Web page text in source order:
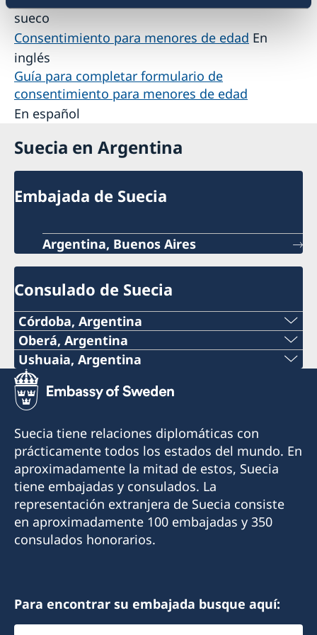
sueco
Consentimiento para menores de edad En
inglés
Guía para completar formulario de
consentimiento para menores de edad
En español
Suecia en Argentina
Embajada de Suecia
Argentina, Buenos Aires
Consulado de Suecia
Córdoba, Argentina
Por el momento no es posible recibir atención
consular en el Consulado.
Contacte a la Embajada por correo electrónico
ambassaden.buenos-aires@gov.se
Oberá, Argentina
Teléfono:
+54 9 11 51148132
consuladodesueciaenobera@gmail.com
Dirección:
La Rioja 355
3360 Oberá, Misiones
Argentina
Mónica Erasmie
Ushuaia, Argentina
Teléfono:
+54 2901 423240
Celular:
+54 9 2901 646428
Correo electrónico:
finsueushuaia@gmail.com
V9410BBE Ushuaia, Tierra del Fuego
Suecia tiene relaciones diplomáticas con
prácticamente todos los estados del mundo. En
aproximadamente la mitad de estos, Suecia
tiene embajadas y consulados. La
representación extranjera de Suecia consiste
en aproximadamente 100 embajadas y 350
consulados honorarios.
Para encontrar su embajada busque aquí: